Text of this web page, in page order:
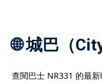
🌐 城巴（
查閱巴士 NR331 的最